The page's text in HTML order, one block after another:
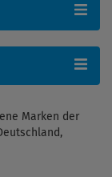
Marken der